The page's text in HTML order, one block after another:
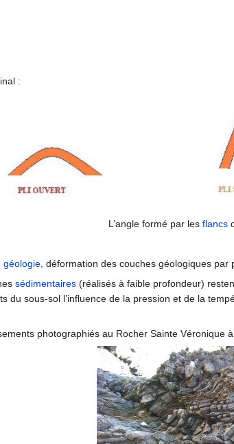
:
L’angle formé par les flancs
géologie , déformation des couches géologiques
sédimentaires (réalisés à faible profondeur)
du sous-sol l’influence de la pression et de la
photographiés au Rocher Sainte Véronique